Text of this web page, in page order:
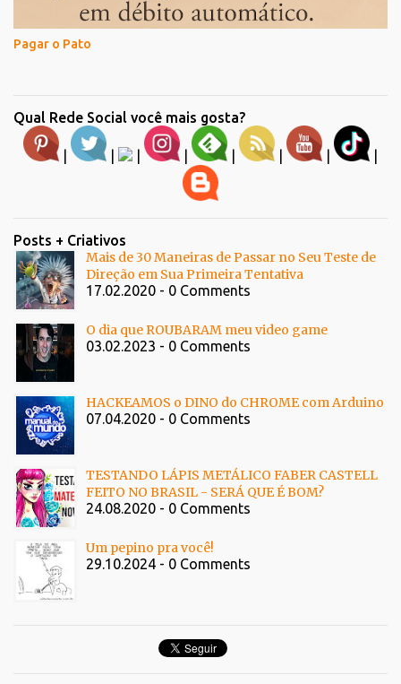
Pagar o Pato
Qual Rede Social você mais gosta?
Posts + Criativos
Mais de 30 Maneiras de Passar no Seu Teste de
Direção em Sua Primeira Tentativa
17.02.2020 - 0 Comments
O dia que ROUBARAM meu video game
03.02.2023 - 0 Comments
HACKEAMOS o DINO do CHROME com Arduino
07.04.2020 - 0 Comments
TESTANDO LÁPIS METÁLICO FABER CASTELL
FEITO NO BRASIL - SERÁ QUE É BOM?
24.08.2020 - 0 Comments
Um pepino pra você!
29.10.2024 - 0 Comments